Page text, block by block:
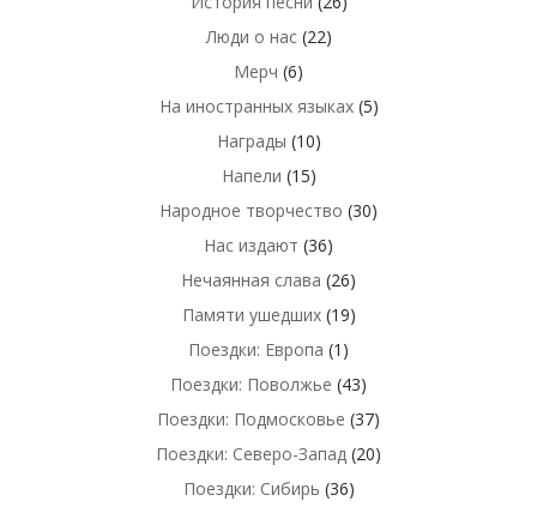
Люди о нас(22)
Мерч (6)
На иностранных языках(5)
Награды (10)
Напели (15)
Народное творчество (30)
Нас издают (36)
Нечаянная слава (26)
Памяти ушедших(19)
Поездки: Европа (1)
Поездки: Поволжье (43)
Поездки: Подмосковье (37)
Поездки: Северо-Запад (20)
Поездки: Сибирь (36)